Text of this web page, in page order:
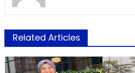
Related Articles